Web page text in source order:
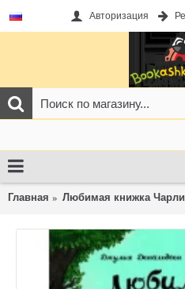
Авторизация
Главная Любимая книжка Чарли